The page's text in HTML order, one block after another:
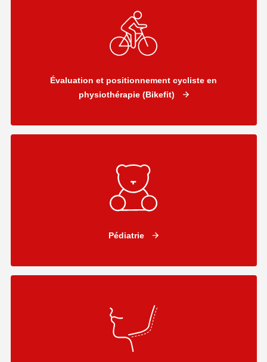
Évaluation et positionnement cycliste en
physiothérapie (Bikefit)
Pédiatrie